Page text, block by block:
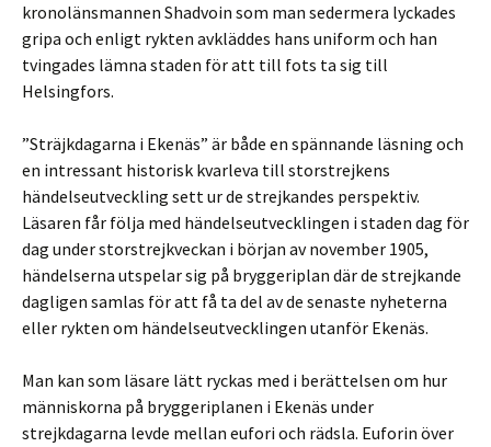
kronolänsmannen Shadvoin som man sedermera lyckades
gripa och enligt rykten avkläddes hans uniform och han
tvingades lämna staden för att till fots ta sig till
Helsingfors.
”Sträjkdagarna i Ekenäs” är både en spännande läsning och
en intressant historisk kvarleva till storstrejkens
händelseutveckling sett ur de strejkandes perspektiv.
Läsaren får följa med händelseutvecklingen i staden dag för
dag under storstrejkveckan i början av november 1905,
händelserna utspelar sig på bryggeriplan där de strejkande
dagligen samlas för att få ta del av de senaste nyheterna
eller rykten om händelseutvecklingen utanför Ekenäs.
Man kan som läsare lätt ryckas med i berättelsen om hur
människorna på bryggeriplanen i Ekenäs under
strejkdagarna levde mellan eufori och rädsla. Euforin över